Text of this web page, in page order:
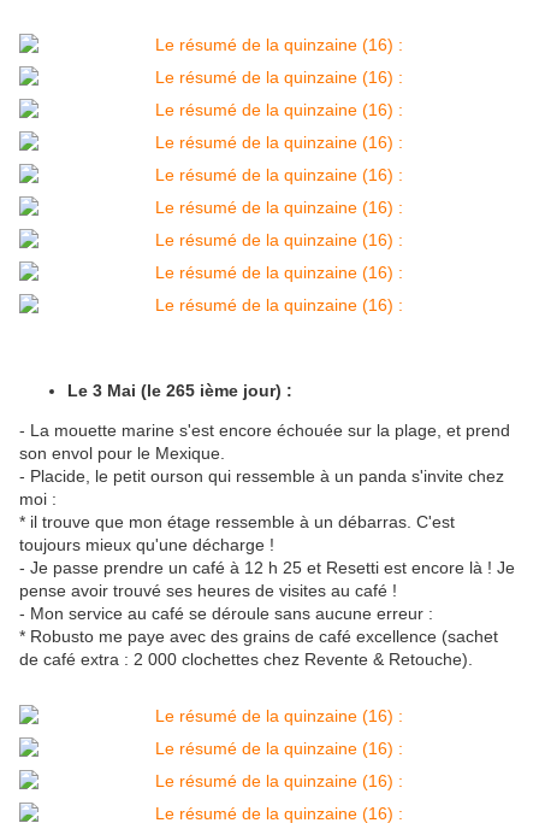
Le 3 Mai (le 265 ième jour) :
- La mouette marine s'est encore échouée sur la plage, et prend
son envol pour le Mexique.
- Placide, le petit ourson qui ressemble à un panda s'invite chez
moi :
* il trouve que mon étage ressemble à un débarras. C'est
toujours mieux qu'une décharge !
- Je passe prendre un café à 12 h 25 et Resetti est encore là ! Je
pense avoir trouvé ses heures de visites au café !
- Mon service au café se déroule sans aucune erreur :
* Robusto me paye avec des grains de café excellence (sachet
de café extra : 2 000 clochettes chez Revente & Retouche).